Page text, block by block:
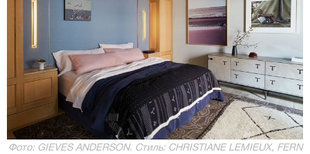
Фото: GIEVES ANDERSON. Стиль: CHRISTIANE LEMIEUX, FERN